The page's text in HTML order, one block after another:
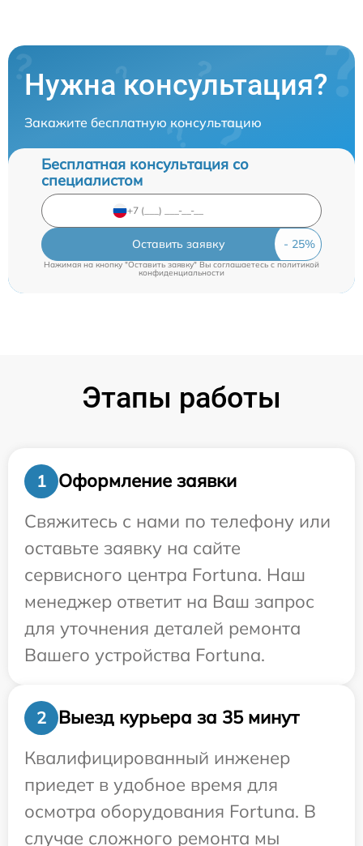
Нужна консультация?
Закажите бесплатную консультацию
Бесплатная консультация со
специалистом
Оставить заявку
Нажимая на кнопку "Оставить заявку" Вы соглашаетесь cполитикой
конфиденциальности
Этапы работы
1
Оформление заявки
Свяжитесь с нами по телефону или
оставьте заявку на сайте
сервисного центра Fortuna. Наш
менеджер ответит на Ваш запрос
для уточнения деталей ремонта
Вашего устройства Fortuna.
2
Выезд курьера за 35 минут
Квалифицированный инженер
приедет в удобное время для
осмотра оборудования Fortuna. В
случае сложного ремонта мы